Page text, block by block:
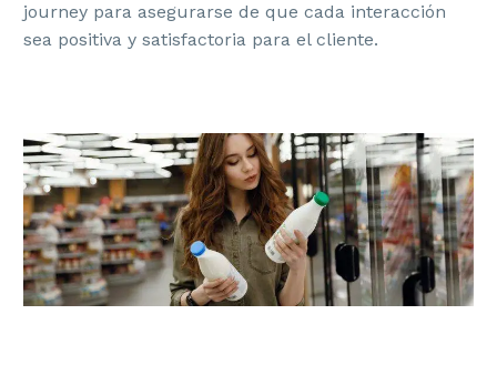
journey para asegurarse de que cada interacción
sea positiva y satisfactoria para el cliente.